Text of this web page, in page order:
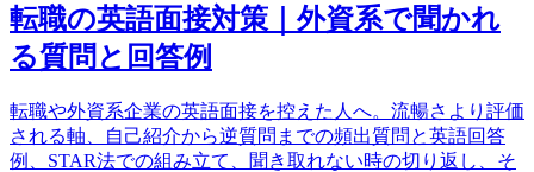
転職の英語面接対策｜外資系で聞かれ
る質問と回答例
転職や外資系企業の英語面接を控えた人へ。流暢さより評価
される軸、自己紹介から逆質問までの頻出質問と英語回答
例、STAR法での組み立て、聞き取れない時の切り返し、そ